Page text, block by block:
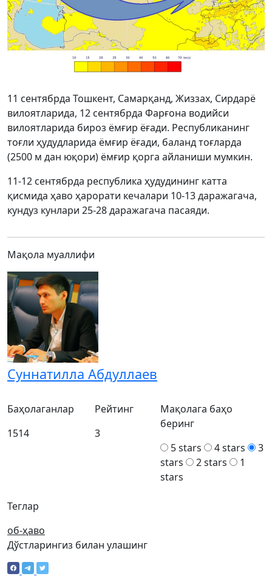
11 сентябрда Тошкент, Самарқанд, Жиззах, Сирдарё
вилоятларида, 12 сентябрда Фарғона водийси
вилоятларида бироз ёмғир ёғади. Республиканинг
тоғли ҳудудларида ёмғир ёғади, баланд тоғларда
(2500 м дан юқори) ёмғир қорга айланиши мумкин.
11-12 сентябрда республика ҳудудининг катта
қисмида ҳаво ҳарорати кечалари 10-13 даражагача,
кундуз кунлари 25-28 даражагача пасаяди.
Мақола муаллифи
Суннатилла Абдуллаев
Теглар
об-ҳаво
Баҳолаганлар
1514
Рейтинг
3
Мақолага баҳо
беринг
5 stars
4 stars
3
stars
2 stars
1
stars
Дўстларингиз билан улашинг